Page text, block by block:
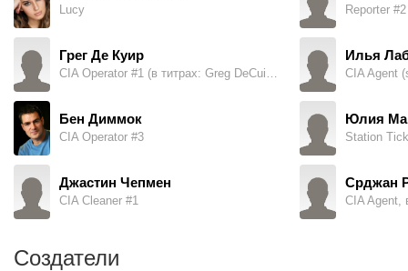
Lucy
Грег Де Куир
CIA Operator #1 (в титрах: Greg DeCuir Jr.)
Бен Диммок
CIA Operator #3
Джастин Чепмен
CIA Cleaner #1
Reporter
Илья
CIA Agent
Юлия
Station
Срджан
CIA Agent,
Создатели